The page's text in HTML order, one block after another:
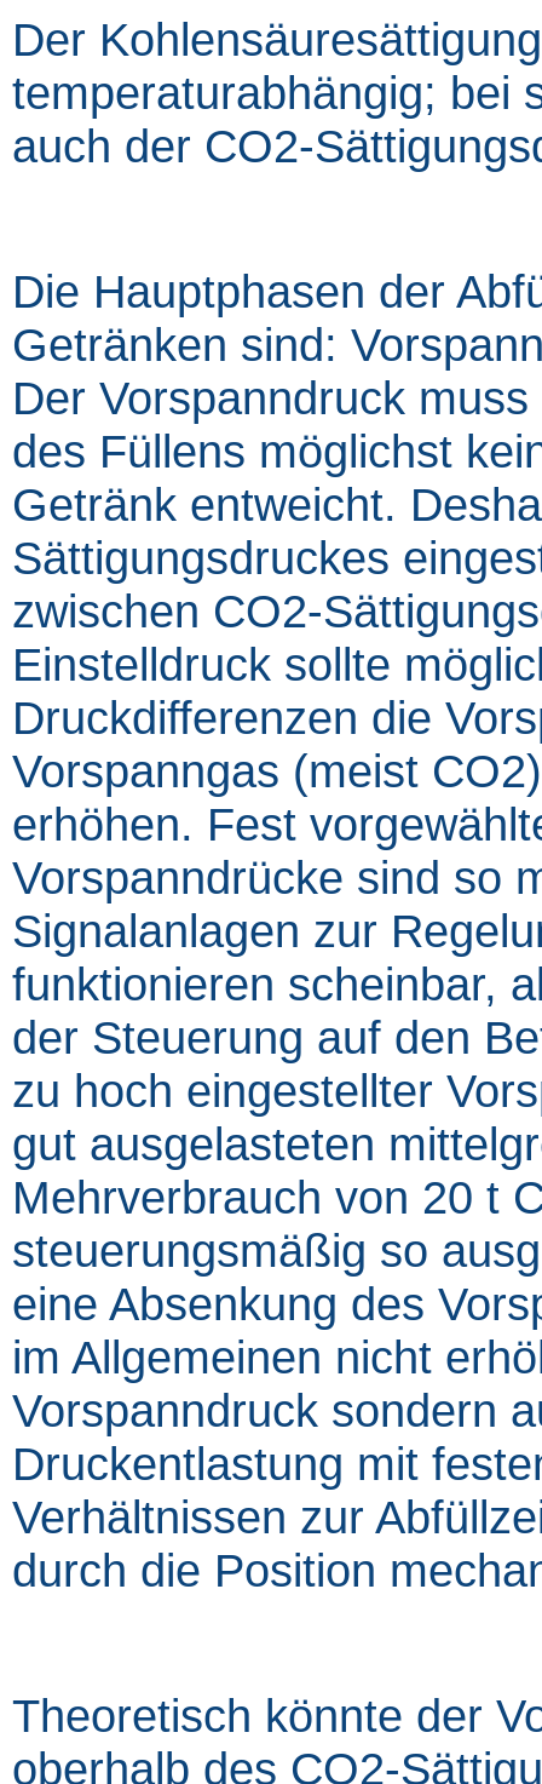
Der
temperaturabhängig; bei
auch der CO2-
Die Hauptphasen der
Getränken sind:
Der Vorspanndruck
des Füllens möglichst
Getränk entweicht.
Sättigungsdruckes
zwischen CO2-
Einstelldruck sollte
Druckdifferenzen die
Vorspanngas (meist
erhöhen. Fest
Vorspanndrücke sind so
Signalanlagen zur
funktionieren scheinbar,
der Steuerung auf den
zu hoch eingestellter
gut ausgelasteten
Mehrverbrauch von 20 t
steuerungsmäßig so
eine Absenkung des
im Allgemeinen nicht
Vorspanndruck sondern
Druckentlastung mit
Verhältnissen zur
durch die Position
Theoretisch könnte der
oberhalb des CO2-